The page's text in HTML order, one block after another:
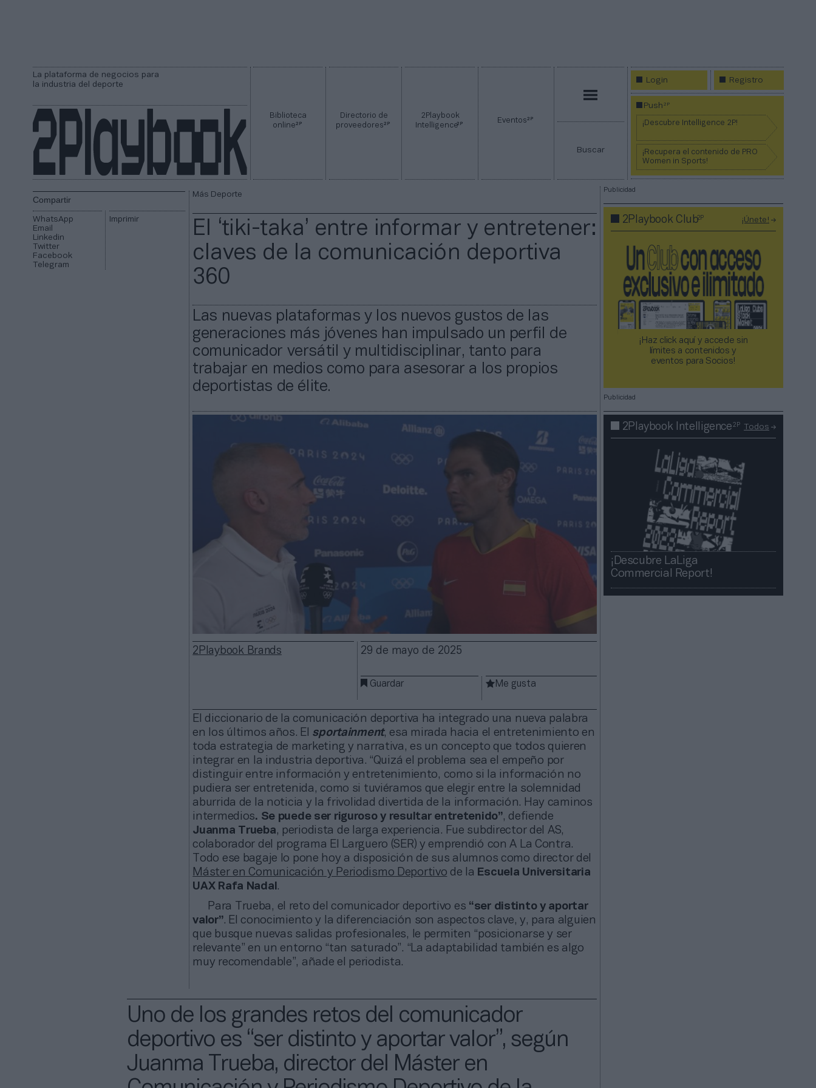
La plataforma de negocios para
la industria del deporte
Biblioteca
online2P
Directorio de
proveedores2P
2Playbook
Intelligence2P Eventos2P
Buscar
Login Registro
Push2P
¡Descubre Intelligence 2P!
¡Recupera el contenido de PRO
Women in Sports!
Compartir
WhatsApp
Email
Linkedin
Twitter
Facebook
Telegram
Imprimir
Más Deporte
El ‘tiki-taka’ entre informar y entretener:
claves de la comunicación deportiva
360
Las nuevas plataformas y los nuevos gustos de las
generaciones más jóvenes han impulsado un perfil de
comunicador versátil y multidisciplinar, tanto para
trabajar en medios como para asesorar a los propios
deportistas de élite.
2Playbook Brands 29 de mayo de 2025
Guardar Me gusta
El diccionario de la comunicación deportiva ha integrado una nueva palabra
en los últimos años. El sportainment, esa mirada hacia el entretenimiento en
toda estrategia de marketing y narrativa, es un concepto que todos quieren
integrar en la industria deportiva. “Quizá el problema sea el empeño por
distinguir entre información y entretenimiento, como si la información no
pudiera ser entretenida, como si tuviéramos que elegir entre la solemnidad
aburrida de la noticia y la frivolidad divertida de la información. Hay caminos
intermedios. Se puede ser riguroso y resultar entretenido”, defiende
Juanma Trueba, periodista de larga experiencia. Fue subdirector del AS,
colaborador del programa El Larguero (SER) y emprendió con A La Contra.
Todo ese bagaje lo pone hoy a disposición de sus alumnos como director del
Máster en Comunicación y Periodismo Deportivo de la Escuela Universitaria
UAX Rafa Nadal .
Para Trueba, el reto del comunicador deportivo es “ser distinto y aportar
valor”. El conocimiento y la diferenciación son aspectos clave, y, para alguien
que busque nuevas salidas profesionales, le permiten “posicionarse y ser
relevante” en un entorno “tan saturado”. “La adaptabilidad también es algo
muy recomendable”, añade el periodista.
Uno de los grandes retos del comunicador
deportivo es “ser distinto y aportar valor”, según
Juanma Trueba, director del Máster en
Publicidad
2Playbook Club2P ¡Únete!
¡Haz click aquí y accede sin
límites a contenidos y
eventos para Socios!​​​​​​​
Publicidad
2Playbook Intelligence2P Todos
¡Descubre LaLiga
Commercial Report!​​